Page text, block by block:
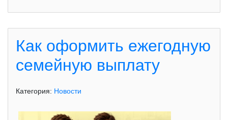
Как оформить ежегодную
семейную выплату
Категория: Новости